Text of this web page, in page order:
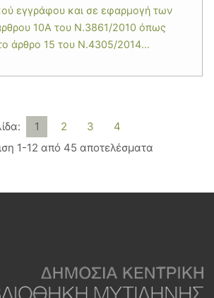
εγγράφου και σε εφαρμογή των
10Α του Ν.3861/2010 όπως
άρθρο 15 του Ν.4305/2014...
1 2 3
4
1-12 από 45 αποτελέσματα